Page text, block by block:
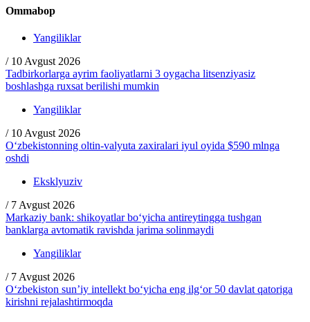
Ommabop
Yangiliklar
/ 10 Avgust 2026
Tadbirkorlarga ayrim faoliyatlarni 3 oygacha litsenziyasiz
boshlashga ruxsat berilishi mumkin
Yangiliklar
/ 10 Avgust 2026
O‘zbekistonning oltin-valyuta zaxiralari iyul oyida $590 mlnga
oshdi
Eksklyuziv
/ 7 Avgust 2026
Markaziy bank: shikoyatlar bo‘yicha antireytingga tushgan
banklarga avtomatik ravishda jarima solinmaydi
Yangiliklar
/ 7 Avgust 2026
O‘zbekiston sun’iy intellekt bo‘yicha eng ilg‘or 50 davlat qatoriga
kirishni rejalashtirmoqda